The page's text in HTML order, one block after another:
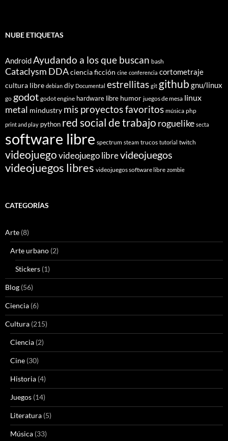
NUBE ETIQUETAS
AndroidAyudando a los que buscan bash
Cataclysm DDAciencia ficción cine conferencia cortometraje
cultura libre debian diy Documental estrellitas git github gnu/linux
go godot godot engine hardware libre humor juegos de mesa linux
metal mindustry mis proyectos favoritos música php
print and play python red social de trabajo roguelike secta
software libre spectrum steam trucos tutorial twitch
videojuegovideojuego librevideojuegos
videojuegos libres videojuegos software libre zombie
CATEGORÍAS
Arte (8)
Arte urbano (2)
Stickers (1)
Blog (56)
Ciencia (6)
Cultura (215)
Ciencia (2)
Cine (30)
Historia (4)
Juegos (14)
Literatura (5)
Música (33)